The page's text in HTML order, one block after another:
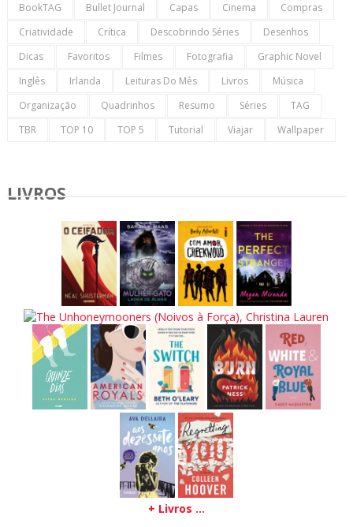
BookTAG
Bullet Journal Capas Cinema
Compras
Criatividade
Crítica Descobrindo Séries
Desenhos
Dicas
Favoritos Filmes Fotografia
Graphic Novel
Inglês
Irlanda Leituras Do Mês Livros
Música
Organização
Quadrinhos Resumo Séries
TAG
TBR
TOP 10 TOP 5 Tutorial Viajar Wallpaper
LIVROS
+ Livros ...